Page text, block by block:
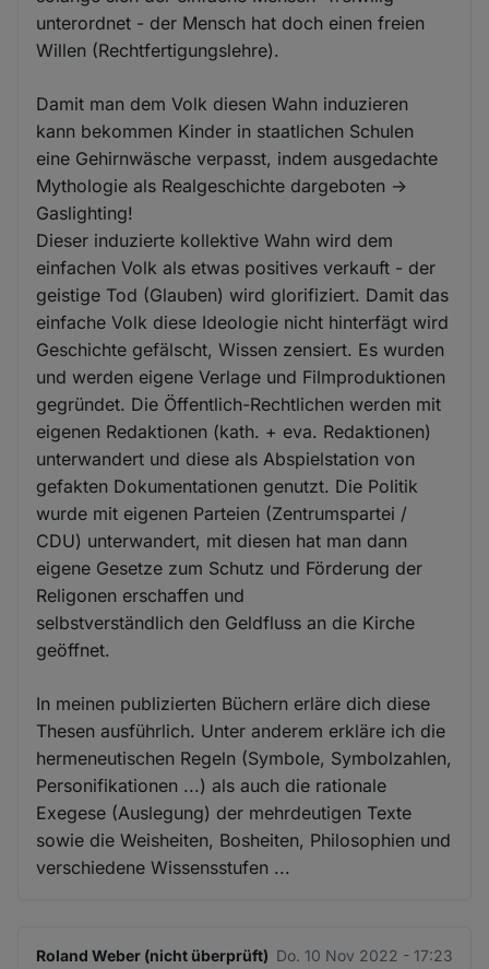
unterordnet - der Mensch hat doch einen freien
Willen (Rechtfertigungslehre).
Damit man dem Volk diesen Wahn induzieren
kann bekommen Kinder in staatlichen Schulen
eine Gehirnwäsche verpasst, indem ausgedachte
Mythologie als Realgeschichte dargeboten ->
Gaslighting!
Dieser induzierte kollektive Wahn wird dem
einfachen Volk als etwas positives verkauft - der
geistige Tod (Glauben) wird glorifiziert. Damit das
einfache Volk diese Ideologie nicht hinterfägt wird
Geschichte gefälscht, Wissen zensiert. Es wurden
und werden eigene Verlage und Filmproduktionen
gegründet. Die Öffentlich-Rechtlichen werden mit
eigenen Redaktionen (kath. + eva. Redaktionen)
unterwandert und diese als Abspielstation von
gefakten Dokumentationen genutzt. Die Politik
wurde mit eigenen Parteien (Zentrumspartei /
CDU) unterwandert, mit diesen hat man dann
eigene Gesetze zum Schutz und Förderung der
Religonen erschaffen und
selbstverständlich den Geldfluss an die Kirche
geöffnet.
In meinen publizierten Büchern erläre dich diese
Thesen ausführlich. Unter anderem erkläre ich die
hermeneutischen Regeln (Symbole, Symbolzahlen,
Personifikationen ...) als auch die rationale
Exegese (Auslegung) der mehrdeutigen Texte
sowie die Weisheiten, Bosheiten, Philosophien und
verschiedene Wissensstufen ...
Roland Weber (nicht überprüft) Do. 10 Nov 2022 - 17:23